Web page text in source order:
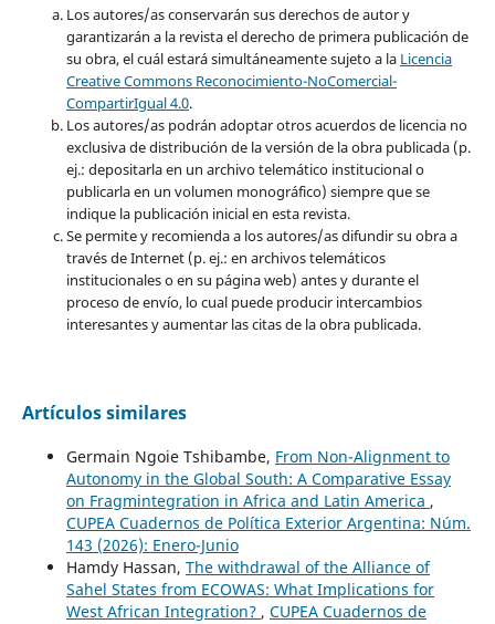
Los autores/as conservarán sus derechos de autor y
garantizarán a la revista el derecho de primera publicación de
su obra, el cuál estará simultáneamente sujeto a la Licencia
Creative Commons Reconocimiento-NoComercial-
CompartirIgual 4.0.
Los autores/as podrán adoptar otros acuerdos de licencia no
exclusiva de distribución de la versión de la obra publicada (p.
ej.: depositarla en un archivo telemático institucional o
publicarla en un volumen monográfico) siempre que se
indique la publicación inicial en esta revista.
Se permite y recomienda a los autores/as difundir su obra a
través de Internet (p. ej.: en archivos telemáticos
institucionales o en su página web) antes y durante el
proceso de envío, lo cual puede producir intercambios
interesantes y aumentar las citas de la obra publicada.
Artículos similares
Germain Ngoie Tshibambe, From Non-Alignment to
Autonomy in the Global South: A Comparative Essay
on Fragmintegration in Africa and Latin America ,
CUPEA Cuadernos de Política Exterior Argentina: Núm.
143 (2026): Enero-Junio
Hamdy Hassan, The withdrawal of the Alliance of
Sahel States from ECOWAS: What Implications for
West African Integration? , CUPEA Cuadernos de